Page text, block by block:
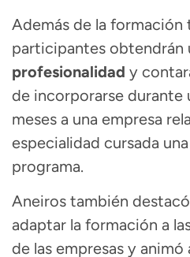
Además de la formación
participantes obtendrán
profesionalidad y
de incorporarse durante
meses a una empresa
especialidad cursada
programa.
Aneiros también
adaptar la formación a
de las empresas y animó